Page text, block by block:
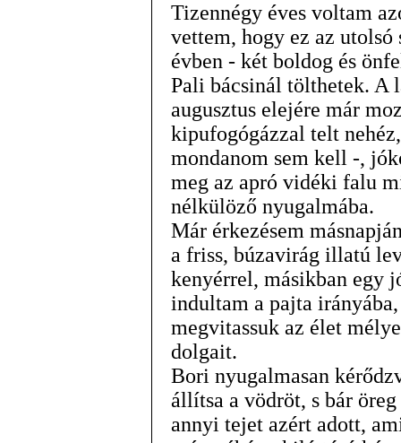
Tizennégy éves voltam
vettem, hogy ez az
évben - két boldog és
Pali bácsinál tölthetek. A
augusztus elejére már
kipufogógázzal telt
mondanom sem kell -,
meg az apró vidéki falu
nélkülöző nyugalmába.
Már érkezésem
a friss, búzavirág illatú
kenyérrel, másikban egy
indultam a pajta
megvitassuk az élet
dolgait.
Bori nyugalmasan
állítsa a vödröt, s bár
annyi tejet azért adott,